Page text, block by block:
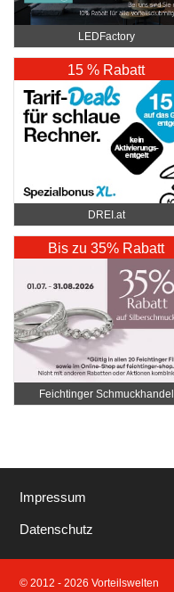
LEDFactory
15 % Rabatt
DREI.at
Bis zu 35% Rabatt
Feichtinger Schmuckhandel
Zentrale
Impressum
Datenschutz
© 2012 - 2026 Vorteilswelten